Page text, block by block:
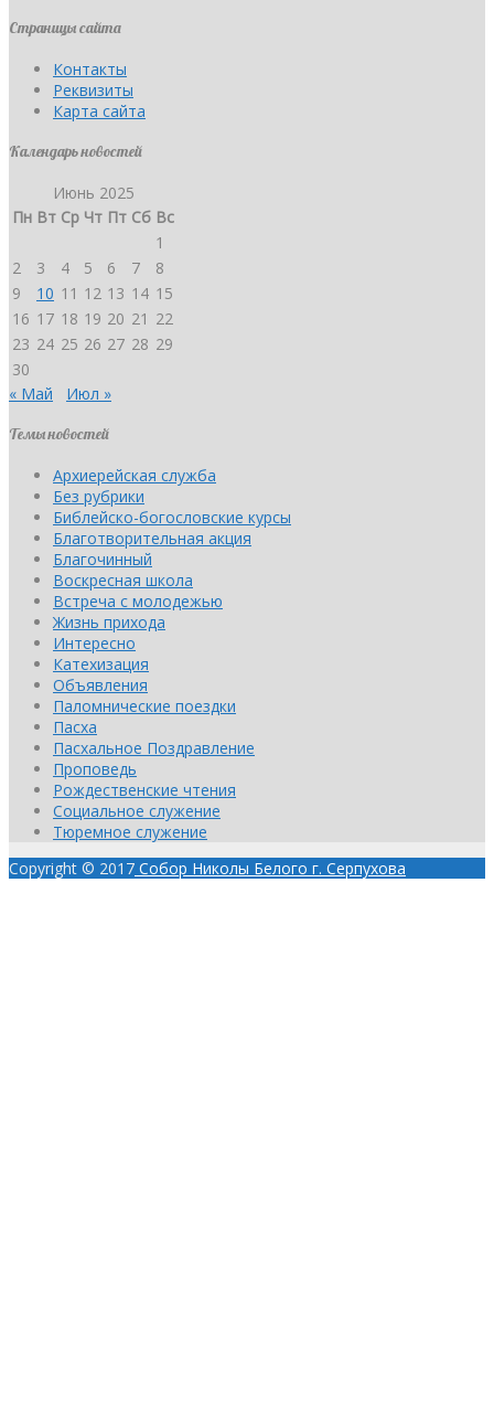
Страницы сайта
Контакты
Реквизиты
Карта сайта
Календарь новостей
Июнь 2025
Пн Вт Ср Чт Пт Сб Вс
1
2
3 4 5 6 7
8
9
10 11 12 13 14 15
16 17 18 19 20 21 22
23 24 25 26 27 28 29
30
« Май
Июл »
Темы новостей
Архиерейская служба
Без рубрики
Библейско-богословские курсы
Благотворительная акция
Благочинный
Воскресная школа
Встреча с молодежью
Жизнь прихода
Интересно
Катехизация
Объявления
Паломнические поездки
Пасха
Пасхальное Поздравление
Проповедь
Рождественские чтения
Социальное служение
Тюремное служение
Copyright © 2017 Собор Николы Белого г. Серпухова